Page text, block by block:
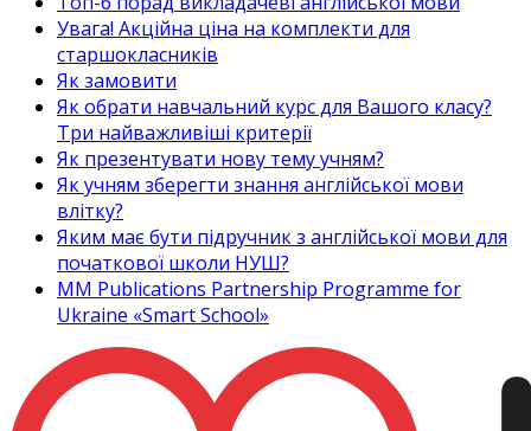
Увага! Акційна ціна на комплекти для
старшокласників
Як замовити
Як обрати навчальний курс для Вашого класу?
Три найважливіші критерії
Як презентувати нову тему учням?
Як учням зберегти знання англійської мови
влітку?
Яким має бути підручник з англійської мови для
початкової школи НУШ?
MM Publications Partnership Programme for
Ukraine «Smart School»